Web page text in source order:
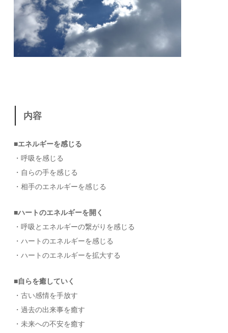
内容
■エネルギーを感じる
・呼吸を感じる
・自らの手を感じる
・相手のエネルギーを感じる
■ハートのエネルギーを開く
・呼吸とエネルギーの繋がりを感じる
・ハートのエネルギーを感じる
・ハートのエネルギーを拡大する
■自らを癒していく
・古い感情を手放す
・過去の出来事を癒す
・未来への不安を癒す